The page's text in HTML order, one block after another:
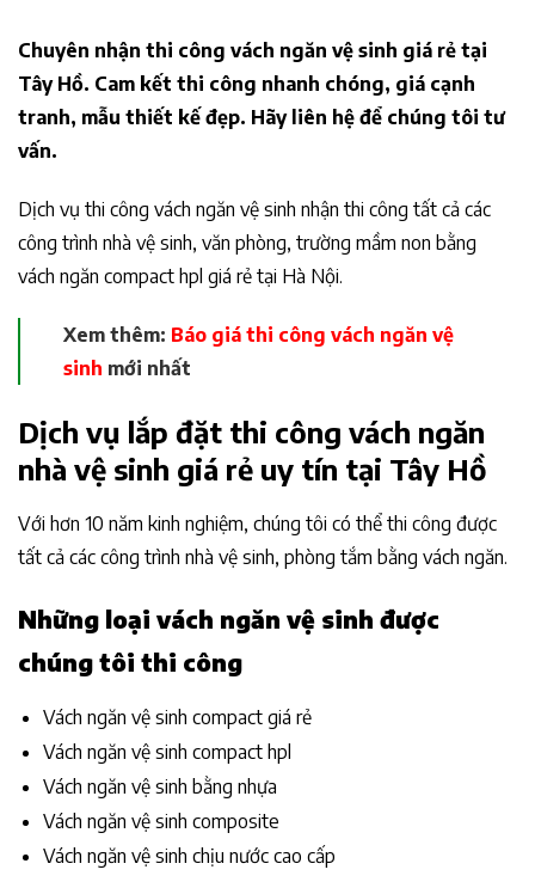
Chuyên nhận thi công vách ngăn vệ sinh giá rẻ tại
Tây Hồ. Cam kết thi công nhanh chóng, giá cạnh
tranh, mẫu thiết kế đẹp. Hãy liên hệ để chúng tôi tư
vấn.
Dịch vụ thi công vách ngăn vệ sinh nhận thi công tất cả các
công trình nhà vệ sinh, văn phòng, trường mầm non bằng
vách ngăn compact hpl giá rẻ tại Hà Nội.
Xem thêm: Báo giá thi công vách ngăn vệ
sinh mới nhất
Dịch vụ lắp đặt thi công vách ngăn
nhà vệ sinh giá rẻ uy tín tại Tây Hồ
Với hơn 10 năm kinh nghiệm, chúng tôi có thể thi công được
tất cả các công trình nhà vệ sinh, phòng tắm bằng vách ngăn.
Những loại vách ngăn vệ sinh được
chúng tôi thi công
Vách ngăn vệ sinh compact giá rẻ
Vách ngăn vệ sinh compact hpl
Vách ngăn vệ sinh bằng nhựa
Vách ngăn vệ sinh composite
Vách ngăn vệ sinh chịu nước cao cấp